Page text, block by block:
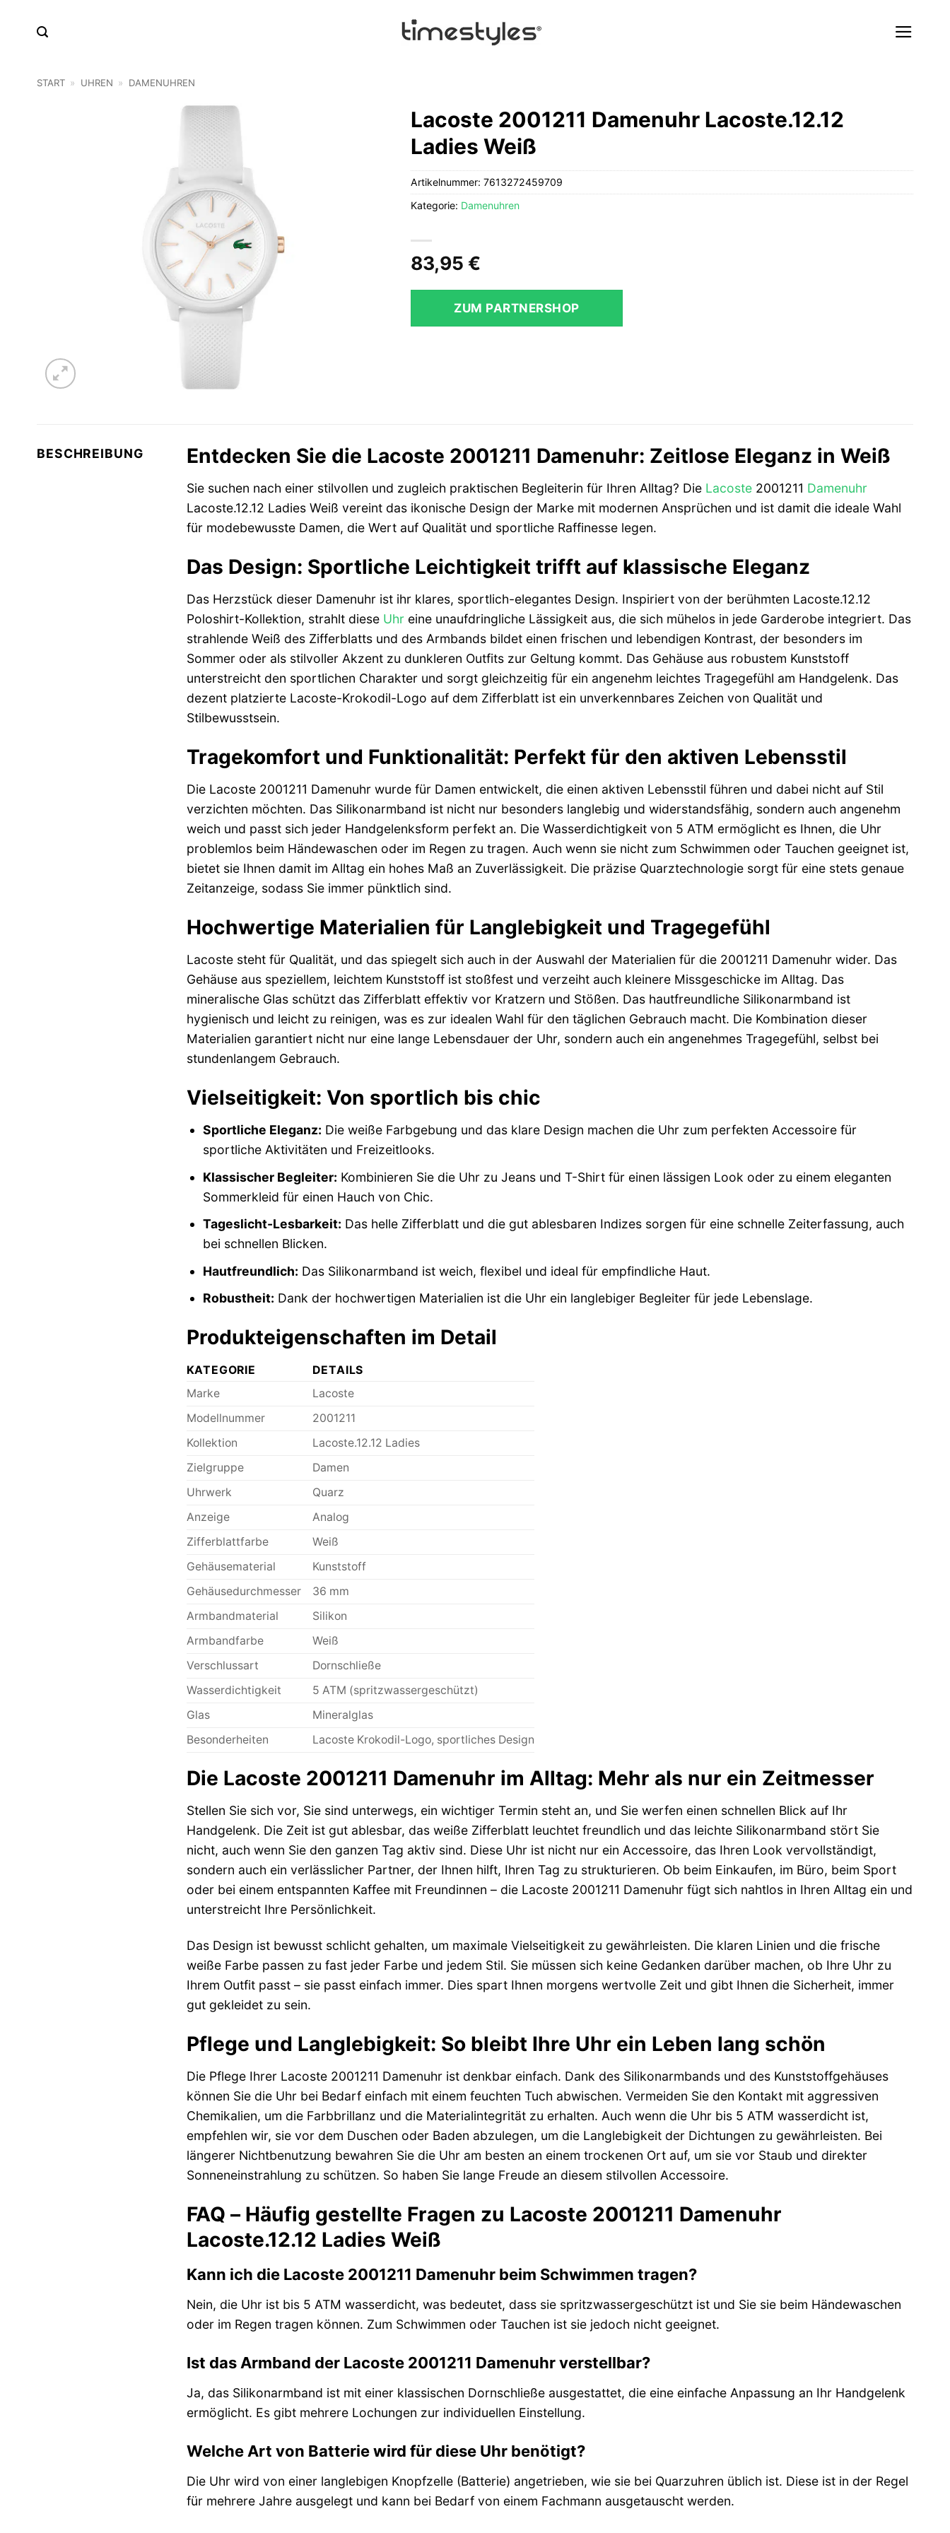
START » UHREN » DAMENUHREN
Lacoste 2001211 Damenuhr Lacoste.12.12
Ladies Weiß
83,95 €
ZUM PARTNERSHOP
Artikelnummer:7613272459709
Kategorie: Damenuhren
BESCHREIBUNG Entdecken Sie die Lacoste 2001211 Damenuhr: Zeitlose Eleganz in Weiß
Sie suchen nach einer stilvollen und zugleich praktischen Begleiterin für Ihren Alltag? Die Lacoste2001211 Damenuhr
Lacoste.12.12 Ladies Weiß vereint das ikonische Design der Marke mit modernen Ansprüchen und ist damit die ideale Wahl
für modebewusste Damen, die Wert auf Qualität und sportliche Raffinesse legen.
Das Design: Sportliche Leichtigkeit trifft auf klassische Eleganz
Das Herzstück dieser Damenuhr ist ihr klares, sportlich-elegantes Design. Inspiriert von der berühmten Lacoste.12.12
Poloshirt-Kollektion, strahlt diese Uhreine unaufdringliche Lässigkeit aus, die sich mühelos in jede Garderobe integriert. Das
strahlende Weiß des Zifferblatts und des Armbands bildet einen frischen und lebendigen Kontrast, der besonders im
Sommer oder als stilvoller Akzent zu dunkleren Outfits zur Geltung kommt. Das Gehäuse aus robustem Kunststoff
unterstreicht den sportlichen Charakter und sorgt gleichzeitig für ein angenehm leichtes Tragegefühl am Handgelenk. Das
dezent platzierte Lacoste-Krokodil-Logo auf dem Zifferblatt ist ein unverkennbares Zeichen von Qualität und
Stilbewusstsein.
Tragekomfort und Funktionalität: Perfekt für den aktiven Lebensstil
Die Lacoste 2001211 Damenuhr wurde für Damen entwickelt, die einen aktiven Lebensstil führen und dabei nicht auf Stil
verzichten möchten. Das Silikonarmband ist nicht nur besonders langlebig und widerstandsfähig, sondern auch angenehm
weich und passt sich jeder Handgelenksform perfekt an. Die Wasserdichtigkeit von 5 ATM ermöglicht es Ihnen, die Uhr
problemlos beim Händewaschen oder im Regen zu tragen. Auch wenn sie nicht zum Schwimmen oder Tauchen geeignet ist,
bietet sie Ihnen damit im Alltag ein hohes Maß an Zuverlässigkeit. Die präzise Quarztechnologie sorgt für eine stets genaue
Zeitanzeige, sodass Sie immer pünktlich sind.
Hochwertige Materialien für Langlebigkeit und Tragegefühl
Lacoste steht für Qualität, und das spiegelt sich auch in der Auswahl der Materialien für die 2001211 Damenuhr wider. Das
Gehäuse aus speziellem, leichtem Kunststoff ist stoßfest und verzeiht auch kleinere Missgeschicke im Alltag. Das
mineralische Glas schützt das Zifferblatt effektiv vor Kratzern und Stößen. Das hautfreundliche Silikonarmband ist
hygienisch und leicht zu reinigen, was es zur idealen Wahl für den täglichen Gebrauch macht. Die Kombination dieser
Materialien garantiert nicht nur eine lange Lebensdauer der Uhr, sondern auch ein angenehmes Tragegefühl, selbst bei
stundenlangem Gebrauch.
Vielseitigkeit: Von sportlich bis chic
Sportliche Eleganz: Die weiße Farbgebung und das klare Design machen die Uhr zum perfekten Accessoire für
sportliche Aktivitäten und Freizeitlooks.
Klassischer Begleiter: Kombinieren Sie die Uhr zu Jeans und T-Shirt für einen lässigen Look oder zu einem eleganten
Sommerkleid für einen Hauch von Chic.
Tageslicht-Lesbarkeit: Das helle Zifferblatt und die gut ablesbaren Indizes sorgen für eine schnelle Zeiterfassung, auch
bei schnellen Blicken.
Hautfreundlich: Das Silikonarmband ist weich, flexibel und ideal für empfindliche Haut.
Robustheit: Dank der hochwertigen Materialien ist die Uhr ein langlebiger Begleiter für jede Lebenslage.
Produkteigenschaften im Detail
KATEGORIE
DETAILS
Marke
Lacoste
Modellnummer
2001211
Kollektion
Lacoste.12.12 Ladies
Zielgruppe
Damen
Uhrwerk
Quarz
Anzeige
Analog
Zifferblattfarbe
Weiß
Gehäusematerial
Kunststoff
Gehäusedurchmesser
36 mm
Armbandmaterial
Silikon
Armbandfarbe
Weiß
Verschlussart
Dornschließe
Wasserdichtigkeit
5 ATM (spritzwassergeschützt)
Glas
Mineralglas
Besonderheiten
Lacoste Krokodil-Logo, sportliches Design
Die Lacoste 2001211 Damenuhr im Alltag: Mehr als nur ein Zeitmesser
Stellen Sie sich vor, Sie sind unterwegs, ein wichtiger Termin steht an, und Sie werfen einen schnellen Blick auf Ihr
Handgelenk. Die Zeit ist gut ablesbar, das weiße Zifferblatt leuchtet freundlich und das leichte Silikonarmband stört Sie
nicht, auch wenn Sie den ganzen Tag aktiv sind. Diese Uhr ist nicht nur ein Accessoire, das Ihren Look vervollständigt,
sondern auch ein verlässlicher Partner, der Ihnen hilft, Ihren Tag zu strukturieren. Ob beim Einkaufen, im Büro, beim Sport
oder bei einem entspannten Kaffee mit Freundinnen – die Lacoste 2001211 Damenuhr fügt sich nahtlos in Ihren Alltag ein und
unterstreicht Ihre Persönlichkeit.
Das Design ist bewusst schlicht gehalten, um maximale Vielseitigkeit zu gewährleisten. Die klaren Linien und die frische
weiße Farbe passen zu fast jeder Farbe und jedem Stil. Sie müssen sich keine Gedanken darüber machen, ob Ihre Uhr zu
Ihrem Outfit passt – sie passt einfach immer. Dies spart Ihnen morgens wertvolle Zeit und gibt Ihnen die Sicherheit, immer
gut gekleidet zu sein.
Pflege und Langlebigkeit: So bleibt Ihre Uhr ein Leben lang schön
Die Pflege Ihrer Lacoste 2001211 Damenuhr ist denkbar einfach. Dank des Silikonarmbands und des Kunststoffgehäuses
können Sie die Uhr bei Bedarf einfach mit einem feuchten Tuch abwischen. Vermeiden Sie den Kontakt mit aggressiven
Chemikalien, um die Farbbrillanz und die Materialintegrität zu erhalten. Auch wenn die Uhr bis 5 ATM wasserdicht ist,
empfehlen wir, sie vor dem Duschen oder Baden abzulegen, um die Langlebigkeit der Dichtungen zu gewährleisten. Bei
längerer Nichtbenutzung bewahren Sie die Uhr am besten an einem trockenen Ort auf, um sie vor Staub und direkter
Sonneneinstrahlung zu schützen. So haben Sie lange Freude an diesem stilvollen Accessoire.
FAQ – Häufig gestellte Fragen zu Lacoste 2001211 Damenuhr
Lacoste.12.12 Ladies Weiß
Kann ich die Lacoste 2001211 Damenuhr beim Schwimmen tragen?
Nein, die Uhr ist bis 5 ATM wasserdicht, was bedeutet, dass sie spritzwassergeschützt ist und Sie sie beim Händewaschen
oder im Regen tragen können. Zum Schwimmen oder Tauchen ist sie jedoch nicht geeignet.
Ist das Armband der Lacoste 2001211 Damenuhr verstellbar?
Ja, das Silikonarmband ist mit einer klassischen Dornschließe ausgestattet, die eine einfache Anpassung an Ihr Handgelenk
ermöglicht. Es gibt mehrere Lochungen zur individuellen Einstellung.
Welche Art von Batterie wird für diese Uhr benötigt?
Die Uhr wird von einer langlebigen Knopfzelle (Batterie) angetrieben, wie sie bei Quarzuhren üblich ist. Diese ist in der Regel
für mehrere Jahre ausgelegt und kann bei Bedarf von einem Fachmann ausgetauscht werden.